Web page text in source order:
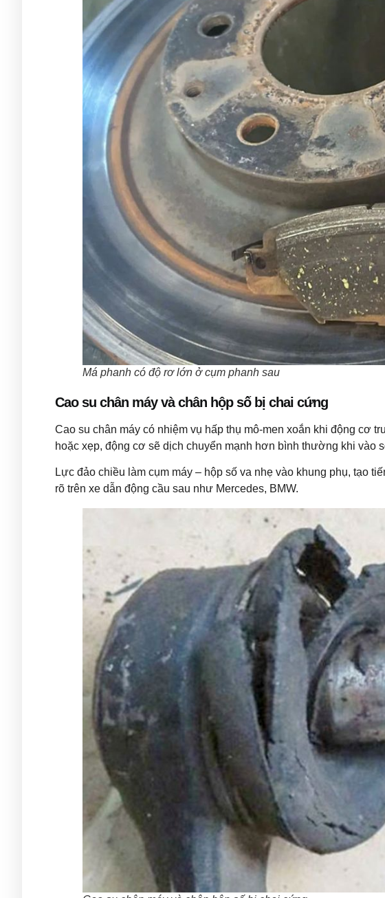
Má phanh có độ rơ lớn ở cụm phanh sau
Cao su chân máy và chân hộp số bị chai cứng
Cao su chân máy có nhiệm vụ hấp thụ mô-men xoắn khi động cơ
hoặc xẹp, động cơ sẽ dịch chuyển mạnh hơn bình thường khi vào
Lực đảo chiều làm cụm máy – hộp số va nhẹ vào khung phụ, tạo
rõ trên xe dẫn động cầu sau như Mercedes, BMW.